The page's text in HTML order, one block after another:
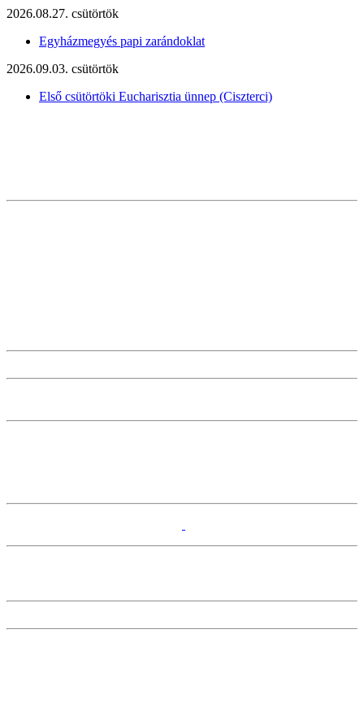
2026.08.27. csütörtök
Egyházmegyés papi zarándoklat
2026.09.03. csütörtök
Első csütörtöki Eucharisztia ünnep (Ciszterci)